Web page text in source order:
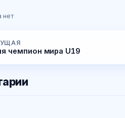
нет
чемпион мира U19